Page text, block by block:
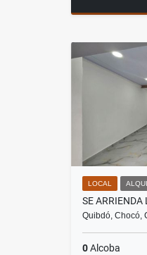
LOCAL
Quibdó, Chocó,
0Alcoba